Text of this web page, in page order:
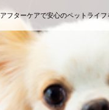
フターケアで安心のペットライ